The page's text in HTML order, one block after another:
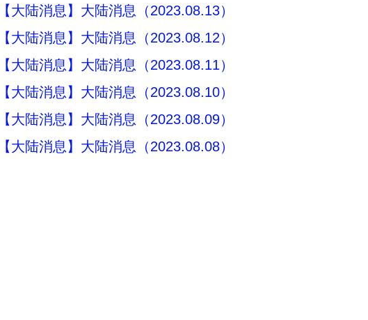
【大陆消息】大陆消息（2023.08.13）
【大陆消息】大陆消息（2023.08.12）
【大陆消息】大陆消息（2023.08.11）
【大陆消息】大陆消息（2023.08.10）
【大陆消息】大陆消息（2023.08.09）
【大陆消息】大陆消息（2023.08.08）